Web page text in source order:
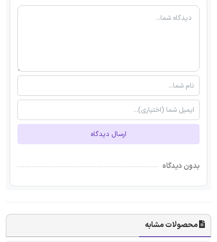
ارسال دیدگاه
بدون دیدگاه
محصولات مشابه